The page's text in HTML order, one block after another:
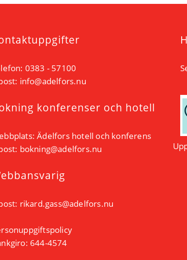
0383 - 57100
info@adelfors.nu
konferenser och hotell
Ädelfors hotell och konferens
bokning@adelfors.nu
rikard.gass@adelfors.nu
644-4574